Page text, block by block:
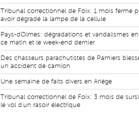
Tribunal correctionnel de Foix: 1 mois ferme
avoir dégradé la lampe de la cellule
Pays-dOlmes: dégradations et vandalismes
ce matin et le week-end dernier
Des chasseurs parachutistes de Pamiers
un accident de camion
Une semaine de faits divers en Ariège
Tribunal correctionnel de Foix: 3 mois de
le vol d'un rasoir électrique